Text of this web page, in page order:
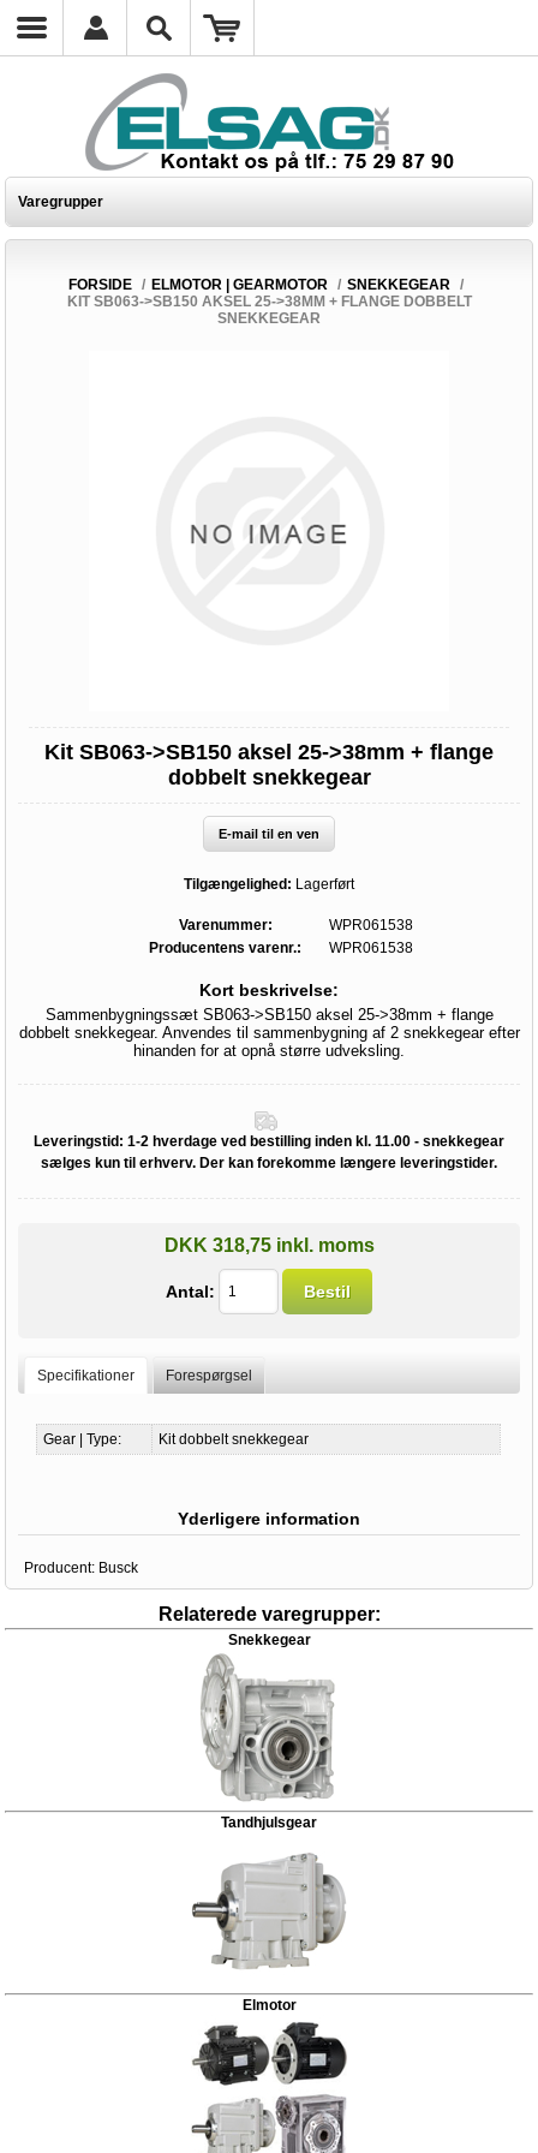
Varegrupper
FORSIDE / ELMOTOR | GEARMOTOR / SNEKKEGEAR /
KIT SB063->SB150 AKSEL 25->38MM + FLANGE DOBBELT
SNEKKEGEAR
Kit SB063->SB150 aksel 25->38mm + flange
dobbelt snekkegear
E-mail til en ven
Tilgængelighed: Lagerført
Varenummer:
WPR061538
Producentens varenr.:
WPR061538
Kort beskrivelse:
Sammenbygningssæt SB063->SB150 aksel 25->38mm + flange
dobbelt snekkegear. Anvendes til sammenbygning af 2 snekkegear efter
hinanden for at opnå større udveksling.
Leveringstid: 1-2 hverdage ved bestilling inden kl. 11.00 - snekkegear
sælges kun til erhverv. Der kan forekomme længere leveringstider.
DKK 318,75 inkl. moms
Antal: Bestil
Specifikationer Forespørgsel
Gear | Type: Kit dobbelt snekkegear
Yderligere information
Producent: Busck
Relaterede varegrupper:
Snekkegear
Tandhjulsgear
Elmotor